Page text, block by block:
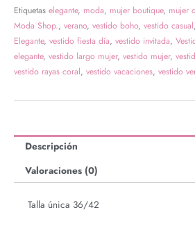
cantidad
Etiquetas elegante, moda, mujer boutique, mujer
Moda Shop., verano, vestido boho, vestido casual,
Elegante, vestido fiesta día, vestido invitada,
elegante, vestido largo mujer, vestido mujer,
vestido rayas coral, vestido vacaciones, vestido
Descripción
Valoraciones (0)
Talla única 36/42